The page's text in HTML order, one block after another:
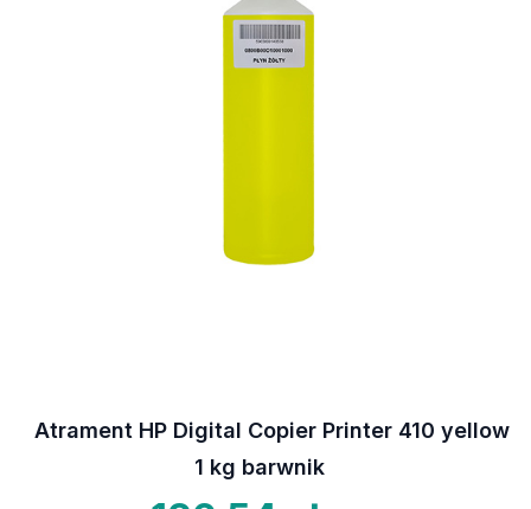
Atrament HP Digital Copier Printer 410 yellow
1 kg barwnik